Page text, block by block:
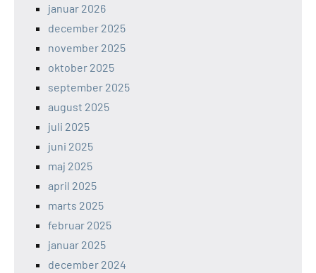
januar 2026
december 2025
november 2025
oktober 2025
september 2025
august 2025
juli 2025
juni 2025
maj 2025
april 2025
marts 2025
februar 2025
januar 2025
december 2024